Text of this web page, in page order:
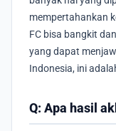
mempertahankan
FC bisa bangkit
yang dapat
Indonesia, ini
Q: Apa hasil